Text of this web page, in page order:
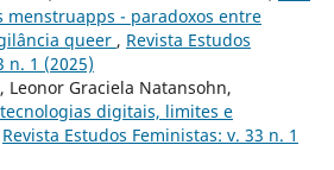
menstruapps - paradoxos entre
queer , Revista Estudos
n. 1 (2025)
Leonor Graciela Natansohn,
digitais, limites e
Revista Estudos Feministas: v. 33 n. 1